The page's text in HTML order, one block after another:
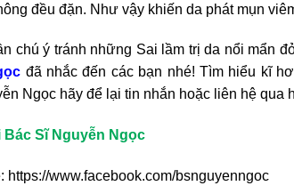
đều đặn. Như vậy khiến da phát mụn
chú ý tránh những Sai lầm trị da nổi mẩn
đã nhắc đến các bạn nhé! Tìm hiểu kĩ
Ngọc hãy để lại tin nhắn hoặc liên hệ qua
Bác Sĩ Nguyễn Ngọc
https://www.facebook.com/bsnguyenngoc